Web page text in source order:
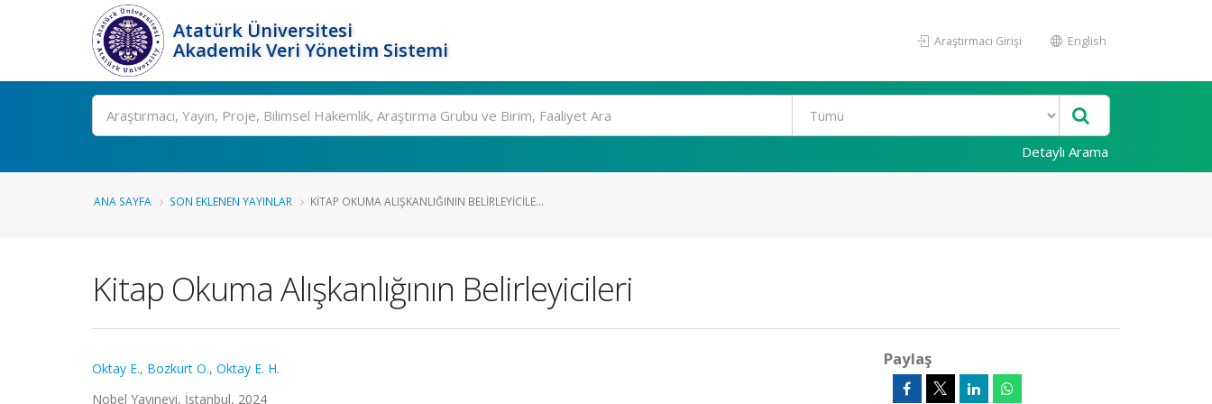
Atatürk Üniversitesi
Akademik Veri Yönetim Sistemi
Araştırmacı Girişi English
Ara
Detaylı Arama
ANA SAYFA SON EKLENEN YAYINLAR KITAP OKUMA ALIŞKANLIĞININ BELIRLEYICILE...
Kitap Okuma Alışkanlığının Belirleyicileri
Oktay E., Bozkurt O., Oktay E. H.
Nobel Yayınevi, İstanbul, 2024
Paylaş